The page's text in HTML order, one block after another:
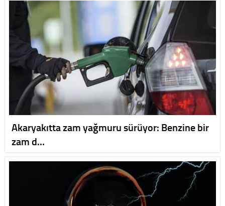
Akaryakıtta zam yağmuru sürüyor: Benzine bir
zam d…